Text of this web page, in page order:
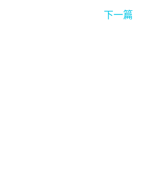
下一篇